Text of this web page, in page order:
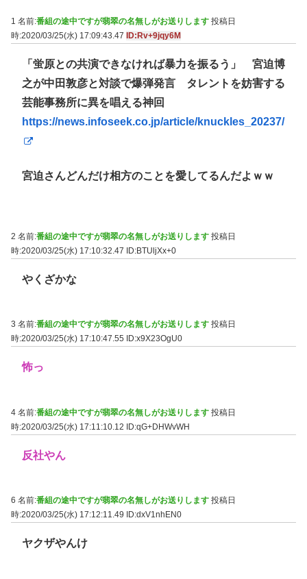
1 名前:番組の途中ですが翡翠の名無しがお送りします 投稿日
時:2020/03/25(水) 17:09:43.47
ID:Rv+9jqy6M
「蛍原との共演できなければ暴力を振るう」 宮迫博
之が中田敦彦と対談で爆弾発言 タレントを妨害する
芸能事務所に異を唱える神回
https://news.infoseek.co.jp/article/knuckles_20237/
宮迫さんどんだけ相方のことを愛してるんだよｗｗ
2 名前:番組の途中ですが翡翠の名無しがお送りします 投稿日
時:2020/03/25(水) 17:10:32.47 ID:BTUljXx+0
やくざかな
3 名前:番組の途中ですが翡翠の名無しがお送りします 投稿日
時:2020/03/25(水) 17:10:47.55
ID:x9X23OgU0
怖っ
4 名前:番組の途中ですが翡翠の名無しがお送りします 投稿日
時:2020/03/25(水) 17:11:10.12 ID:qG+DHWvWH
反社やん
6 名前:番組の途中ですが翡翠の名無しがお送りします 投稿日
時:2020/03/25(水) 17:12:11.49
ID:dxV1nhEN0
ヤクザやんけ